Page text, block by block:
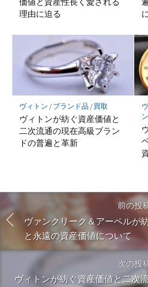
理由に迫る
ヴィトン / ブランド品/ 買取
ヴィトンが紡ぐ資産価値と
二次流通の現在高級ブラン
ドの普遍と革新
前の投
ヴァンクリーク＆アーペルが
と永遠の資産価値について
次の投
ヴィトンが紡ぐ資産価値と二次